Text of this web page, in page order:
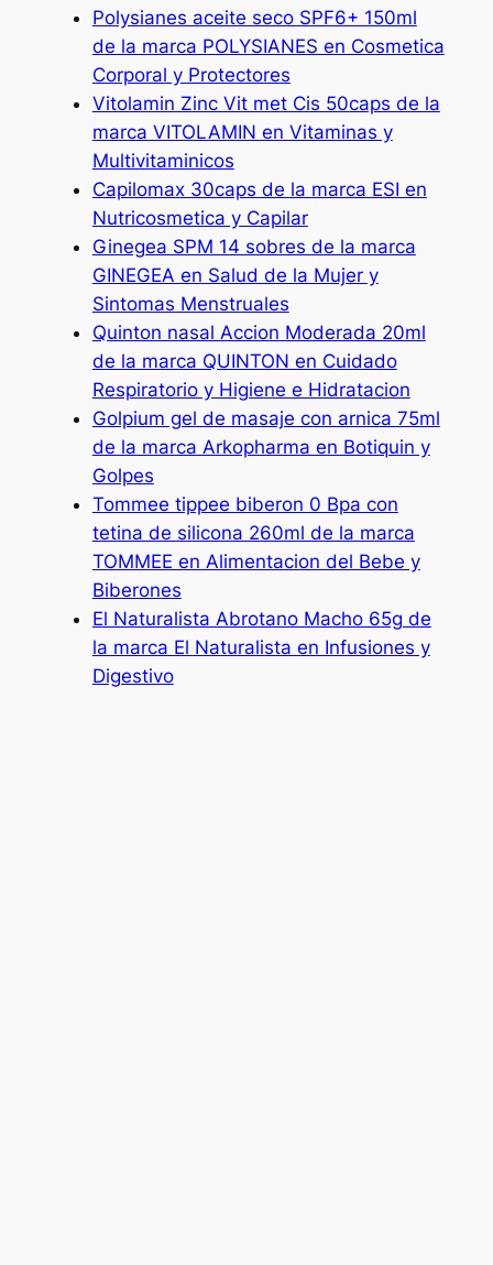
Polysianes aceite seco SPF6+ 150ml
de la marca POLYSIANES en Cosmetica
Corporal y Protectores
Vitolamin Zinc Vit met Cis 50caps de la
marca VITOLAMIN en Vitaminas y
Multivitaminicos
Capilomax 30caps de la marca ESI en
Nutricosmetica y Capilar
Ginegea SPM 14 sobres de la marca
GINEGEA en Salud de la Mujer y
Sintomas Menstruales
Quinton nasal Accion Moderada 20ml
de la marca QUINTON en Cuidado
Respiratorio y Higiene e Hidratacion
Golpium gel de masaje con arnica 75ml
de la marca Arkopharma en Botiquin y
Golpes
Tommee tippee biberon 0 Bpa con
tetina de silicona 260ml de la marca
TOMMEE en Alimentacion del Bebe y
Biberones
El Naturalista Abrotano Macho 65g de
la marca El Naturalista en Infusiones y
Digestivo